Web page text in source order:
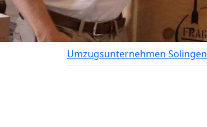
Umzugsunternehmen Solingen